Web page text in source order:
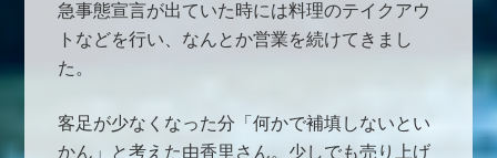
急事態宣言が出ていた時には料理のテイクアウ
トなどを行い、なんとか営業を続けてきまし
た。
客足が少なくなった分「何かで補填しないとい
かん」と考えた由香里さん。少しでも売り上げ